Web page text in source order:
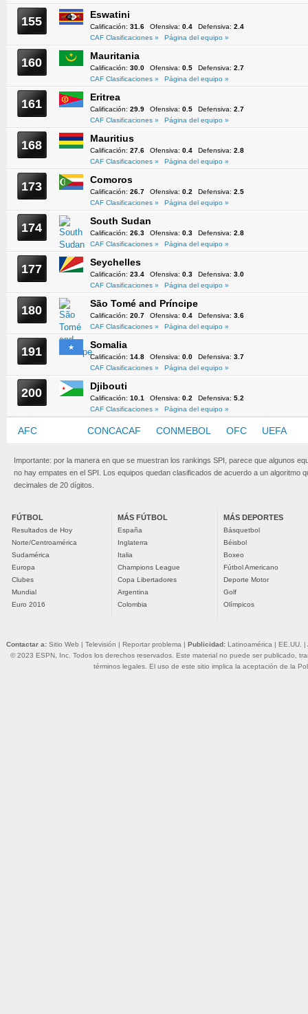
155 Eswatini
Calificación: 31.6 Ofensiva: 0.4 Defensiva: 2.4
CAF Clasificaciones »
Página del equipo »
160 Mauritania
Calificación: 30.0 Ofensiva: 0.5 Defensiva: 2.7
CAF Clasificaciones »
Página del equipo »
161 Eritrea
Calificación: 29.9 Ofensiva: 0.5 Defensiva: 2.7
CAF Clasificaciones »
Página del equipo »
168 Mauritius
Calificación: 27.6 Ofensiva: 0.4 Defensiva: 2.8
CAF Clasificaciones »
Página del equipo »
173 Comoros
Calificación: 26.7 Ofensiva: 0.2 Defensiva: 2.5
CAF Clasificaciones »
Página del equipo »
174 South Sudan
Calificación: 26.3 Ofensiva: 0.3 Defensiva: 2.8
CAF Clasificaciones »
Página del equipo »
177 Seychelles
Calificación: 23.4 Ofensiva: 0.3 Defensiva: 3.0
CAF Clasificaciones »
Página del equipo »
180 São Tomé and Príncipe
Calificación: 20.7 Ofensiva: 0.4 Defensiva: 3.6
CAF Clasificaciones »
Página del equipo »
191 Somalia
Calificación: 14.8 Ofensiva: 0.0 Defensiva: 3.7
CAF Clasificaciones »
Página del equipo »
200 Djibouti
Calificación: 10.1 Ofensiva: 0.2 Defensiva: 5.2
CAF Clasificaciones »
Página del equipo »
AFC CONCACAF CONMEBOL OFC UEFA
Importante: por la manera en que se muestran los rankings SPI, parece que algunos
no hay empates en el SPI. Los equipos quedan clasificados de acuerdo a un algoritmo
decimales de 20 dígitos.
FÚTBOL
Resultados de Hoy
Norte/Centroamérica
Sudamérica
Europa
Clubes
Mundial
Euro 2016
MÁS FÚTBOL
España
Inglaterra
Italia
Champions League
Copa Libertadores
Argentina
Colombia
MÁS DEPORTES
Básquetbol
Béisbol
Boxeo
Fútbol Americano
Deporte Motor
Golf
Olímpicos
Contactar a: Sitio Web | Televisión | Reportar problema | Publicidad: Latinoamérica | EE.UU. |
© 2023 ESPN, Inc. Todos los derechos reservados. Este material no puede ser publicado,
términos legales. El uso de este sitio implica la aceptación de la